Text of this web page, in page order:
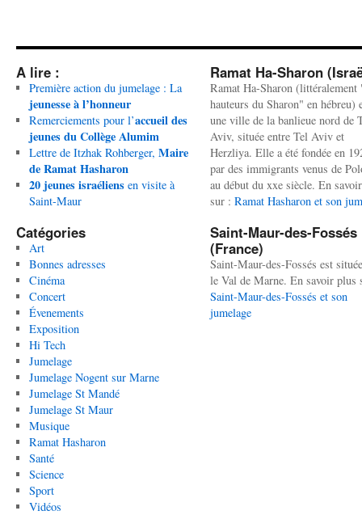
A lire :
Première action du jumelage : La
jeunesse à l’honneur
Remerciements pour l’accueil des
jeunes du Collège Alumim
Lettre de Itzhak Rohberger, Maire
de Ramat Hasharon
20 jeunes israéliens en visite à
Saint-Maur
Catégories
Art
Bonnes adresses
Cinéma
Concert
Évenements
Exposition
Hi Tech
Jumelage
Jumelage Nogent sur Marne
Jumelage St Mandé
Jumelage St Maur
Musique
Ramat Hasharon
Santé
Science
Sport
Vidéos
Ramat Ha-Sharon
Ramat Ha-Sharon (littéralement
hauteurs du Sharon" en hébreu)
une ville de la banlieue nord de
Aviv, située entre Tel Aviv et
Herzliya. Elle a été fondée en
par des immigrants venus de
au début du xxe siècle. En
sur : Ramat Hasharon et son
Saint-Maur-des-Fossés
(France)
Saint-Maur-des-Fossés est
le Val de Marne. En savoir plus
Saint-Maur-des-Fossés et son
jumelage